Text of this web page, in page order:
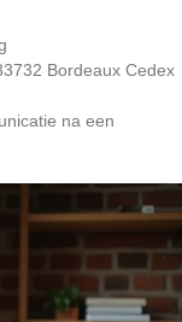
Bordeaux Cedex
na een